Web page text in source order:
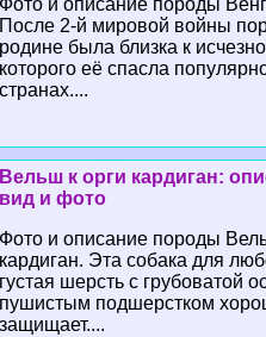
Фото и описание породы
После 2-й мировой войны
родине была близка к
которого её спасла
странах....
Вельш к opги кардиган:
вид и фото
Фото и описание породы
кардиган. Эта собака для
густая шерсть с грубоватой
пушистым подшерстком
защищает....